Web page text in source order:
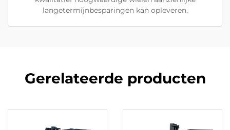
langetermijnbesparingen kan opleveren.
Gerelateerde producten